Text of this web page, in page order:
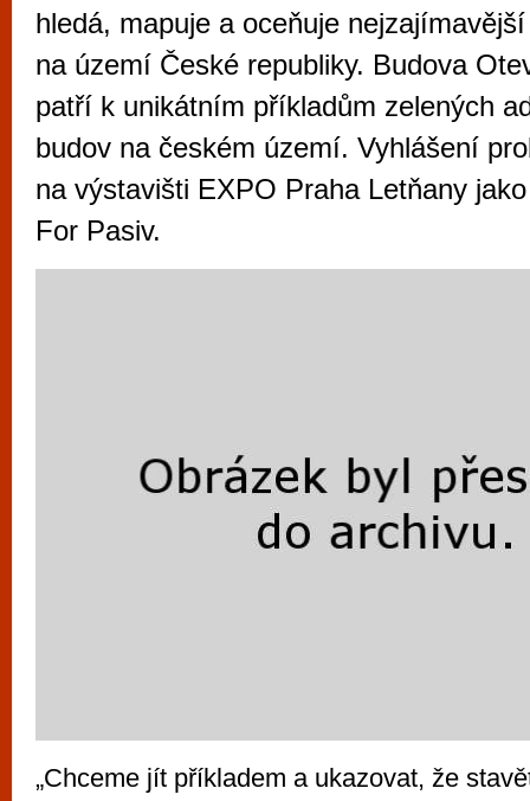
hledá, mapuje a oceňuje
na území České republiky. Budova
patří k unikátním příkladům zelených
budov na českém území. Vyhlášení
na výstavišti EXPO Praha Letňany
For Pasiv.
„Chceme jít příkladem a ukazovat, že
vyzkoušet různé kasinové hry. V
metropoli naleznete širokou nabídku her
po moderní automaty jak pro pravidelné
příležitostné hráče. V...